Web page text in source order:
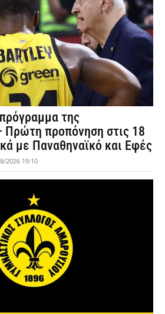
της
Πρώτη προπόνηση στις 18
με Παναθηναϊκό και Εφές
2026 19:10